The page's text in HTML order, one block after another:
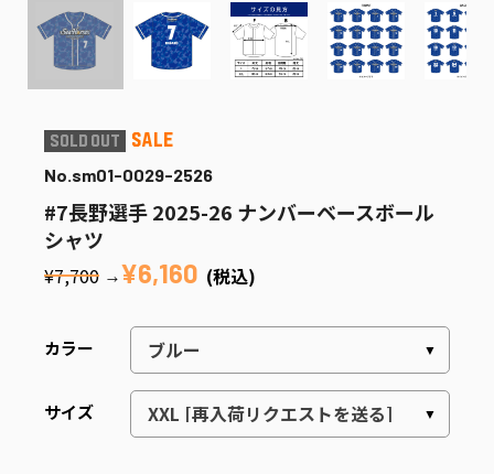
No.sm01-0029-2526
#7長野選手 2025-26 ナンバーベースボール
シャツ
¥7,700 → ¥6,160 (税込)
カラー
サイズ